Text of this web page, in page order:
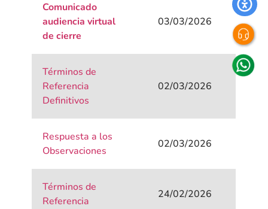
Comunicado
audiencia virtual
de cierre
03/03/2026
Términos de
Referencia
Definitivos
02/03/2026
Respuesta a los
Observaciones
02/03/2026
Términos de
Referencia
24/02/2026